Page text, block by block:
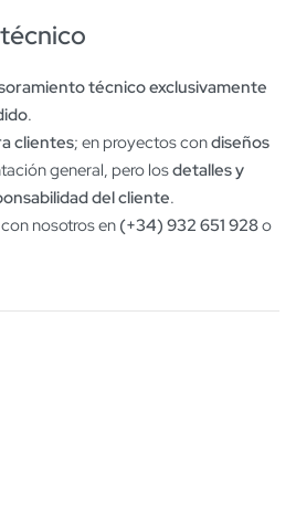
técnico exclusivamente
.
clientes; en proyectos condiseños
general, pero losdetalles y
del cliente.
nosotros en (+34) 932 651 928o